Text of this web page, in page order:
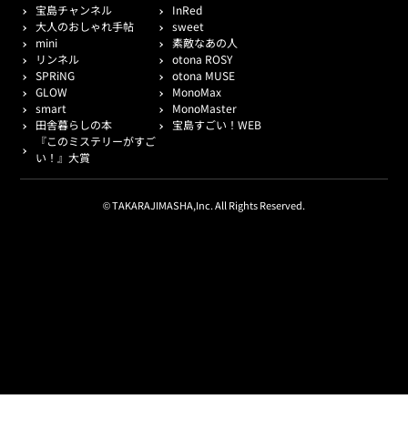
宝島チャンネル
InRed
大人のおしゃれ手帖
sweet
mini
素敵なあの人
リンネル
otona ROSY
SPRiNG
otona MUSE
GLOW
MonoMax
smart
MonoMaster
田舎暮らしの本
宝島すごい！WEB
『このミステリーがすご
い！』大賞
© TAKARAJIMASHA,Inc. All Rights Reserved.